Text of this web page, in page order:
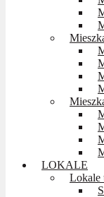
LOKALE
Lokale